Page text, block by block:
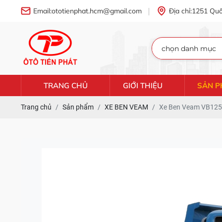
Email:ototienphat.hcm@gmail.com Địa chỉ:1251
TRANG CHỦ GIỚI THIỆU SẢN
Trang chủ Sản phẩm XE BEN VEAM Xe Ben Veam